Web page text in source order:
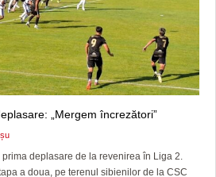
„Mergem încrezători”
deplasare de la revenirea în Liga 2.
a doua, pe terenul sibienilor de la CSC